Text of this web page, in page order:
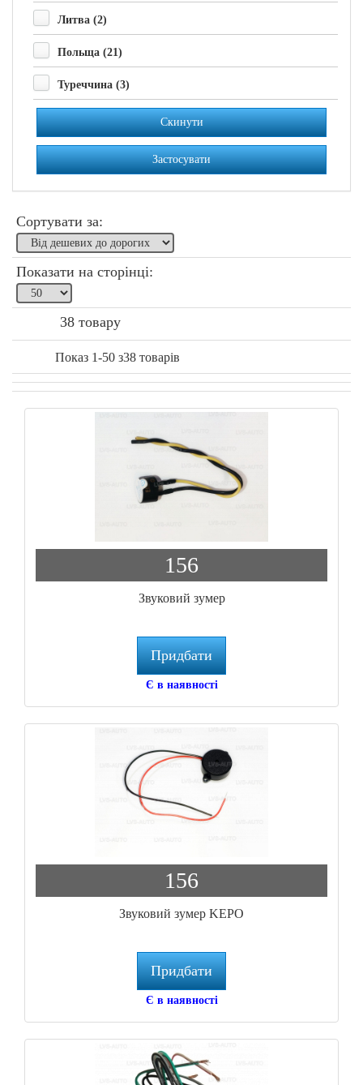
Литва (2)
Польща (21)
Туреччина (3)
Скинути
Застосувати
Сортувати за:
Показати на сторінці:
38 товару
Показ 1-50 з38 товарів
156
Звуковий зумер
Придбати
Є в наявності
156
Звуковий зумер KEPO
Придбати
Є в наявності